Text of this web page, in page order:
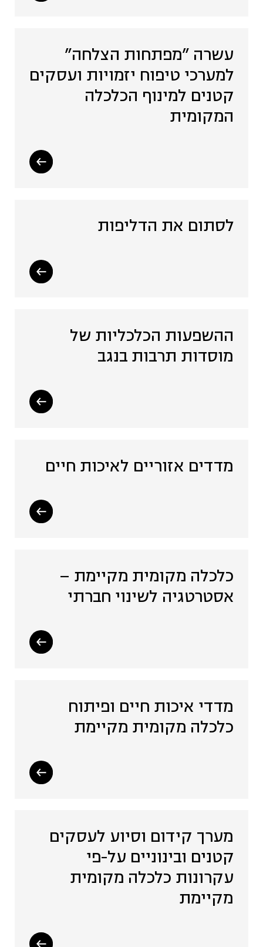
עשרה ”מפתחות הצלחה”
למערכי טיפוח יזמויות ועסקים
קטנים למינוף הכלכלה
המקומית
לסתום את הדליפות
ההשפעות הכלכליות של
מוסדות תרבות בנגב
מדדים אזוריים לאיכות חיים
כלכלה מקומית מקיימת –
אסטרטגיה לשינוי חברתי
מדדי איכות חיים ופיתוח
כלכלה מקומית מקיימת
מערך קידום וסיוע לעסקים
קטנים ובינוניים על-פי
עקרונות כלכלה מקומית
מקיימת